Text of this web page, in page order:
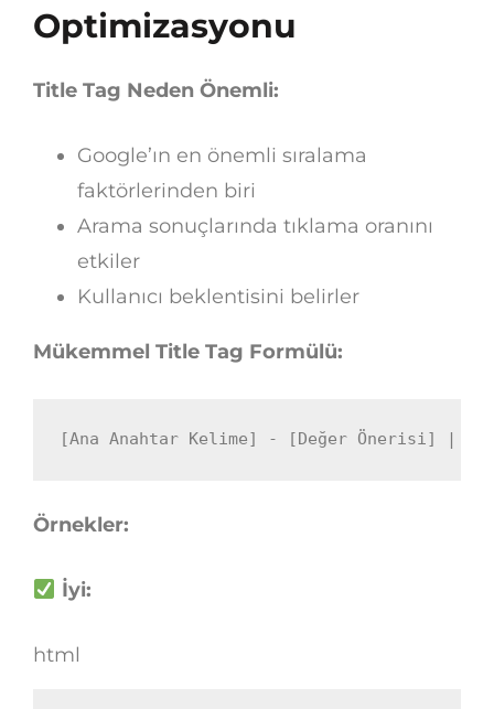
Optimizasyonu
Title Tag Neden Önemli:
Google’ın en önemli sıralama
faktörlerinden biri
Arama sonuçlarında tıklama oranını
etkiler
Kullanıcı beklentisini belirler
Mükemmel Title Tag Formülü:
[Ana Anahtar Kelime] - [Değer Önerisi] |
Örnekler:
İyi:
html